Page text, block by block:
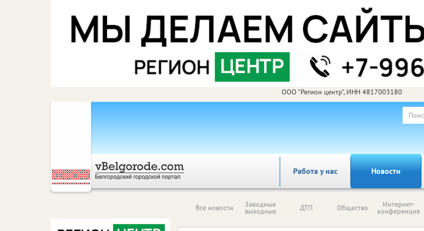
ООО "Регион центр", ИНН 4817003180
Работа у нас Новости
Все новости Заводные
выходные ДТП Общество Интернет-
конференция